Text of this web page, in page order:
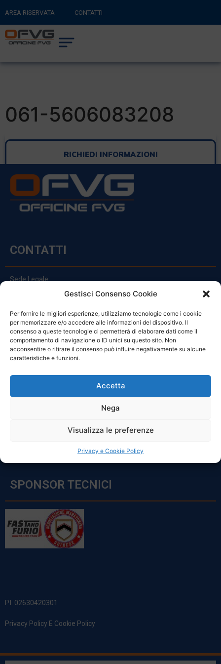
Gestisci Consenso Cookie
Per fornire le migliori esperienze, utilizziamo tecnologie come i cookie
per memorizzare e/o accedere alle informazioni del dispositivo. Il
consenso a queste tecnologie ci permetterà di elaborare dati come il
comportamento di navigazione o ID unici su questo sito. Non
acconsentire o ritirare il consenso può influire negativamente su alcune
caratteristiche e funzioni.
Accetta
Nega
Visualizza le preferenze
Privacy e Cookie Policy
AREA RISERVATA CONTATTI
RITORNA AL SITO PRINCIPALE
CARRELLO
061-5606083208
RICHIEDI INFORMAZIONI
CONTATTI
Sede Legale:
Via Principe Di Udine 144
clienti@officinefvg.it
info@officinefvg.it
posta@officinefvgpec.It
ORARI
Sabato: 8:00 – 12:00
SPONSOR TECNICI
P.I. 02630420301
Privacy Policy E Cookie Policy